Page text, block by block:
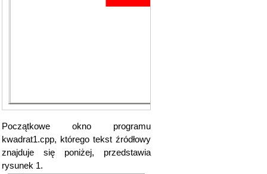
Początkowe okno programu
kwadrat1.cpp, którego tekst źródłowy
znajduje się poniżej, przedstawia
rysunek 1.